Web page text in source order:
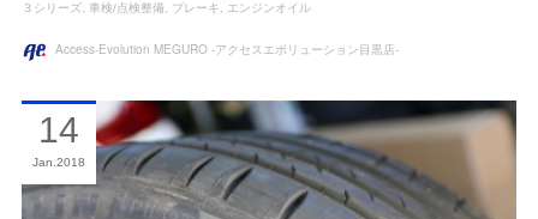
３シリーズ 車検/点検整備 ブレーキ エンジンオイル
Access-Evolution MEGURO -アクセスエボリューション目黒店-
14
Jan 2018